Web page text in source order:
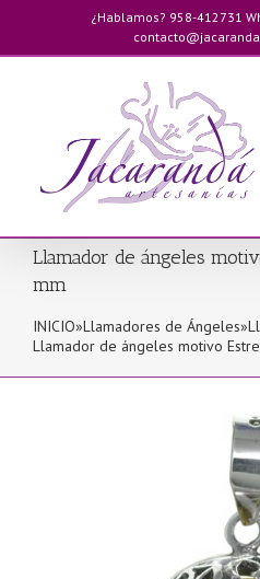
contenido
¿Hablamos? 958-412731
Llamador de ángeles
mm
INICIO»Llamadores de Ángeles»
Llamador de ángeles motivo